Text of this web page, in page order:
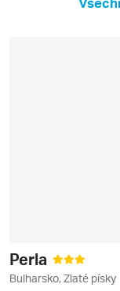
Perla
Bulharsko, Zlaté písky